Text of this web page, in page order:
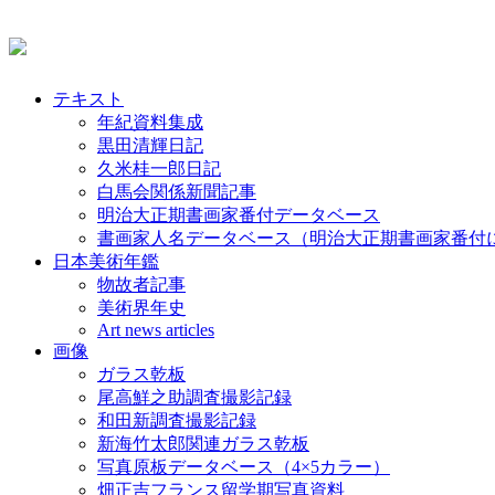
テキスト
年紀資料集成
黒田清輝日記
久米桂一郎日記
白馬会関係新聞記事
明治大正期書画家番付データベース
書画家人名データベース（明治大正期書画家番付
日本美術年鑑
物故者記事
美術界年史
Art news articles
画像
ガラス乾板
尾高鮮之助調査撮影記録
和田新調査撮影記録
新海竹太郎関連ガラス乾板
写真原板データベース（4×5カラー）
畑正吉フランス留学期写真資料